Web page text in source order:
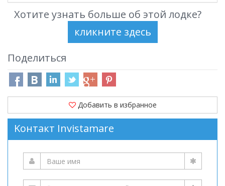
Хотите узнать больше об этой лодке?
Поделиться
Добавить в избранное
Kонтакт Invistamare